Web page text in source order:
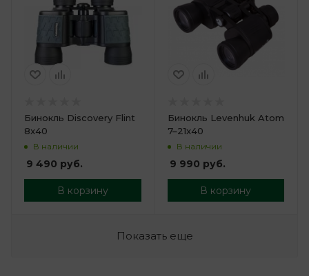
Бинокль Discovery Flint
8x40
В наличии
9 490 руб.
В корзину
Бинокль Levenhuk Atom
7–21x40
В наличии
9 990 руб.
В корзину
Показать еще